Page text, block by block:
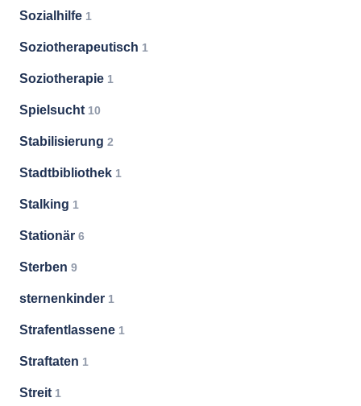
Sozialhilfe 1
Soziotherapeutisch 1
Soziotherapie 1
Spielsucht 10
Stabilisierung 2
Stadtbibliothek 1
Stalking 1
Stationär 6
Sterben 9
sternenkinder 1
Strafentlassene 1
Straftaten 1
Streit 1